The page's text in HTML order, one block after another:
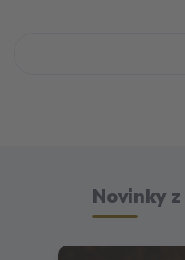
Novinky